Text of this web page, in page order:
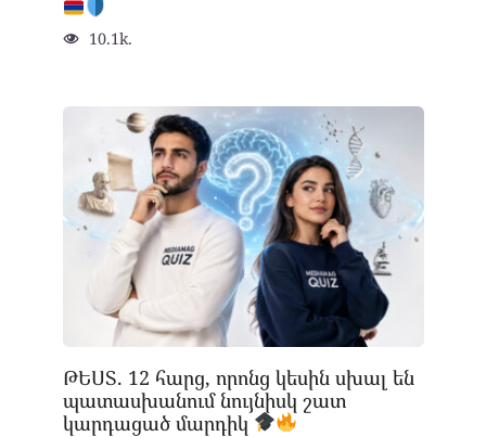
10.1k.
ԹԵՍՏ. 12 հարց, որոնց կեսին սխալ են
պատասխանում նույնիսկ շատ
կարդացած մարդիկ